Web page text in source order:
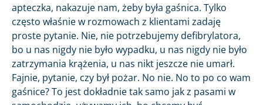
apteczka, nakazuje nam, żeby była gaśnica. Tylko
często właśnie w rozmowach z klientami zadaję
proste pytanie. Nie, nie potrzebujemy defibrylatora,
bo u nas nigdy nie było wypadku, u nas nigdy nie było
zatrzymania krążenia, u nas nikt jeszcze nie umarł.
Fajnie, pytanie, czy był pożar. No nie. No to po co wam
gaśnice? To jest dokładnie tak samo jak z pasami w